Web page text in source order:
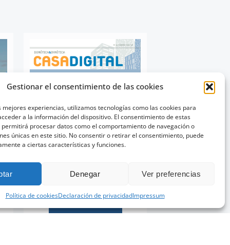
Gestionar el consentimiento de las cookies
mejores experiencias, utilizamos tecnologías como las cookies para
a la información del dispositivo. El consentimiento de estas
procesar datos como el comportamiento de navegación o
únicas en este sitio. No consentir o retirar el consentimiento, puede
a ciertas características y funciones.
Denegar Ver preferencias
Política de cookiesDeclaración de privacidadImpressum
Casa Digital